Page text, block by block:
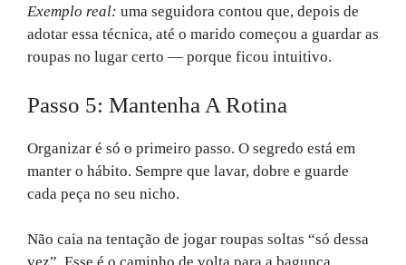
Exemplo real: uma seguidora contou que, depois de
adotar essa técnica, até o marido começou a guardar as
roupas no lugar certo — porque ficou intuitivo.
Passo 5: Mantenha A Rotina
Organizar é só o primeiro passo. O segredo está em
manter o hábito. Sempre que lavar, dobre e guarde
cada peça no seu nicho.
Não caia na tentação de jogar roupas soltas “só dessa